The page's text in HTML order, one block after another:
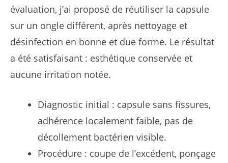
évaluation, j’ai proposé de réutiliser la capsule
sur un ongle différent, après nettoyage et
désinfection en bonne et due forme. Le résultat
a été satisfaisant : esthétique conservée et
aucune irritation notée.
Diagnostic initial : capsule sans fissures,
adhérence localement faible, pas de
décollement bactérien visible.
Procédure : coupe de l’excédent, ponçage